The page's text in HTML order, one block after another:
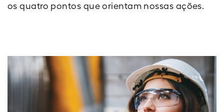
os quatro pontos que orientam nossas ações.